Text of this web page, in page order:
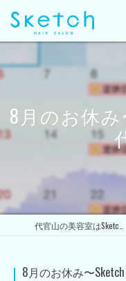
8月のお休み
8月のお休み〜Sketch